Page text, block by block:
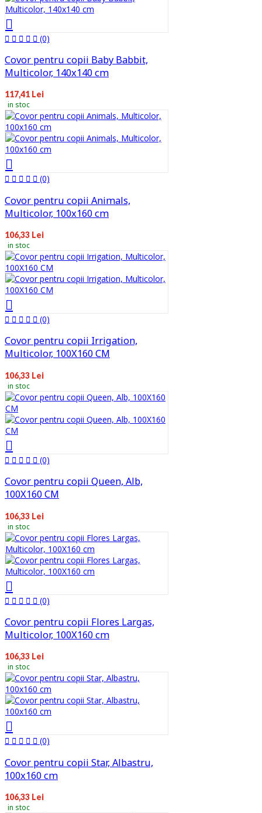
(0)
Covor pentru copii Baby Babbit,
Multicolor, 140x140 cm
117,41 Lei
in stoc
(0)
Covor pentru copii Animals,
Multicolor, 100x160 cm
106,33 Lei
in stoc
(0)
Covor pentru copii Irrigation,
Multicolor, 100X160 CM
106,33 Lei
in stoc
(0)
Covor pentru copii Queen, Alb,
100X160 CM
106,33 Lei
in stoc
(0)
Covor pentru copii Flores Largas,
Multicolor, 100X160 cm
106,33 Lei
in stoc
(0)
Covor pentru copii Star, Albastru,
100x160 cm
106,33 Lei
in stoc